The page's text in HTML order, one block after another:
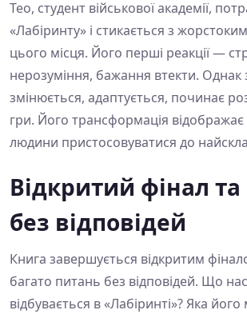
Тео, студент військової академії,
«Лабіринту» і стикається з
цього місця. Його перші реакції —
нерозуміння, бажання втекти. Однак
змінюється, адаптується, починає
гри. Його трансформація відображає
людини пристосовуватися до
Відкритий фінал
без відповідей
Книга завершується відкритим
багато питань без відповідей. Що
відбувається в «Лабіринті»? Яка